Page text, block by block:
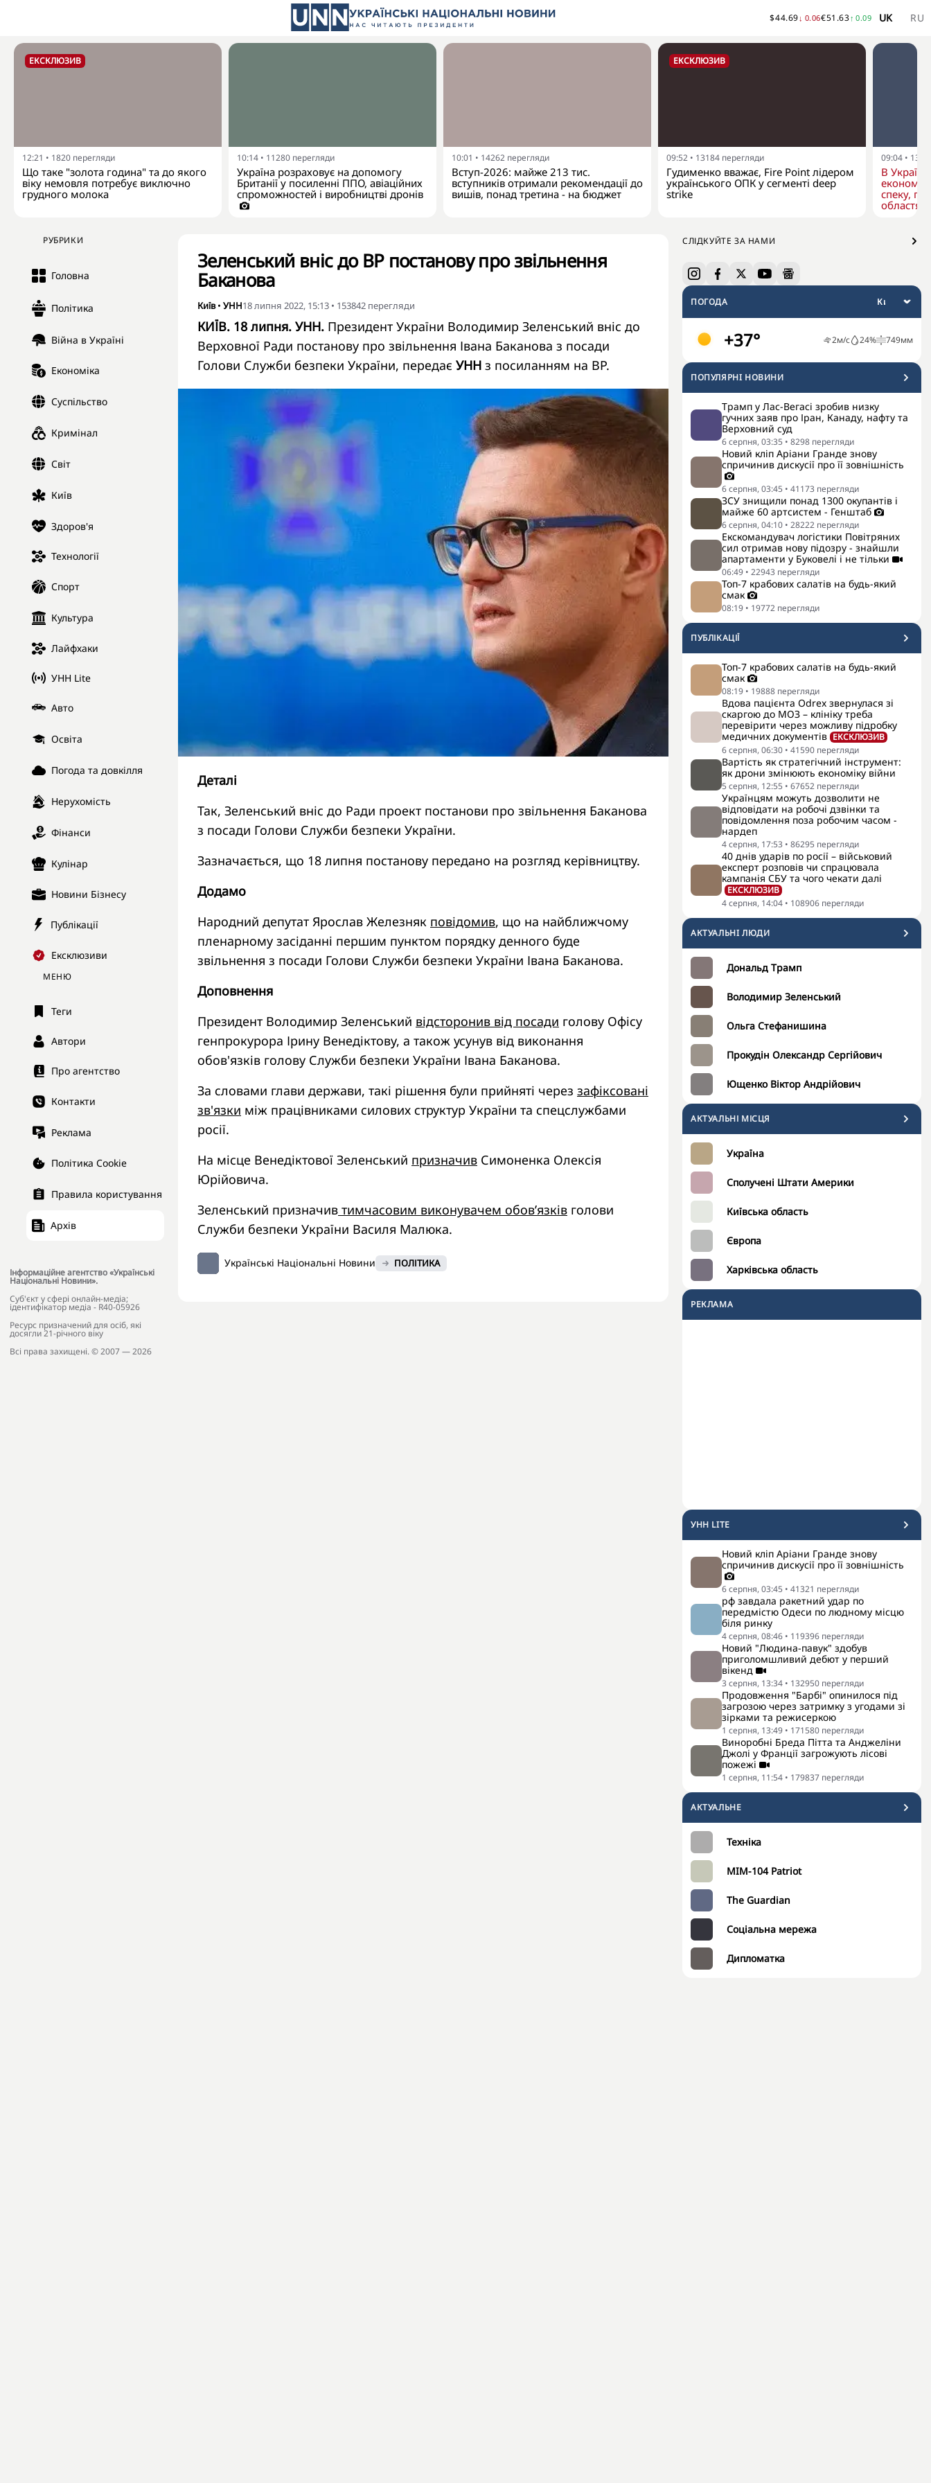
$44.69↓ 0.06€51.63↑ 0.09 UK RU
ЕКСКЛЮЗИВ
12:21 • 1820 перегляди
Що таке "золота година" та до якого
віку немовля потребує виключно
грудного молока
10:14 • 11280 перегляди
Україна розраховує на допомогу
Британії у посиленні ППО, авіаційних
спроможностей і виробництві дронів
10:01 • 14262 перегляди
Вступ-2026: майже 213 тис.
вступників отримали рекомендації до
вишів, понад третина - на бюджет
ЕКСКЛЮЗИВ
09:52 • 13184 перегляди
Гудименко вважає, Fire Point лідером
українського ОПК у сегменті deep
strike
09:04 •
В Україні
спеку,
областях
РУБРИКИ
Головна
Політика
Війна в Україні
Економіка
Суспільство
Кримінал
Світ
Київ
Здоров'я
Технології
Спорт
Культура
Лайфхаки
УНН Lite
Авто
Освіта
Погода та довкілля
Нерухомість
Фінанси
Кулінар
Новини Бізнесу
Публікації
Ексклюзиви
МЕНЮ
Теги
Автори
Про агентство
Контакти
Реклама
Політика Cookie
Правила користування
Архів
Інформаційне агентство «Українські
Національні Новини».
Cуб'єкт у сфері онлайн-медіа;
ідентифікатор медіа - R40-05926
Ресурс призначений для осіб, які
досягли 21-річного віку
Всі права захищені. © 2007 — 2026
СЛІДКУЙТЕ ЗА НАМИ
ПОГОДА
+37° 2м/с 24% 749мм
ПОПУЛЯРНI НОВИНИ
Трамп у Лас-Вегасі зробив низку
гучних заяв про Іран, Канаду, нафту та
Верховний суд
6 серпня, 03:35 • 8298 перегляди
Новий кліп Аріани Гранде знову
спричинив дискусії про її зовнішність
6 серпня, 03:45 • 41173 перегляди
ЗСУ знищили понад 1300 окупантів і
майже 60 артсистем - Генштаб
6 серпня, 04:10 • 28222 перегляди
Екскомандувач логістики Повітряних
сил отримав нову підозру - знайшли
апартаменти у Буковелі і не тільки
06:49 • 22943 перегляди
Топ-7 крабових салатів на будь-який
смак
08:19 • 19772 перегляди
ПУБЛІКАЦІЇ
Топ-7 крабових салатів на будь-який
смак
08:19 • 19888 перегляди
Вдова пацієнта Odrex звернулася зі
скаргою до МОЗ – клініку треба
перевірити через можливу підробку
медичних документів ЕКСКЛЮЗИВ
6 серпня, 06:30 • 41590 перегляди
Вартість як стратегічний інструмент:
як дрони змінюють економіку війни
5 серпня, 12:55 • 67652 перегляди
Українцям можуть дозволити не
відповідати на робочі дзвінки та
повідомлення поза робочим часом -
нардеп
4 серпня, 17:53 • 86295 перегляди
40 днів ударів по росії – військовий
експерт розповів чи спрацювала
кампанія СБУ та чого чекати далі
ЕКСКЛЮЗИВ
4 серпня, 14:04 • 108906 перегляди
АКТУАЛЬНI ЛЮДИ
Дональд Трамп
Володимир Зеленський
Ольга Стефанишина
Прокудін Олександр Сергійович
Ющенко Віктор Андрійович
АКТУАЛЬНІ МІСЦЯ
Україна
Сполучені Штати Америки
Київська область
Європа
Харківська область
РЕКЛАМА
УНН LITE
Новий кліп Аріани Гранде знову
спричинив дискусії про її зовнішність
6 серпня, 03:45 • 41321 перегляди
рф завдала ракетний удар по
передмістю Одеси по людному місцю
біля ринку
4 серпня, 08:46 • 119396 перегляди
Новий "Людина-павук" здобув
приголомшливий дебют у перший
вікенд
3 серпня, 13:34 • 132950 перегляди
Продовження "Барбі" опинилося під
загрозою через затримку з угодами зі
зірками та режисеркою
1 серпня, 13:49 • 171580 перегляди
Виноробні Бреда Пітта та Анджеліни
Джолі у Франції загрожують лісові
пожежі
1 серпня, 11:54 • 179837 перегляди
АКТУАЛЬНЕ
Техніка
MIM-104 Patriot
The Guardian
Соціальна мережа
Дипломатка
Зеленський вніс до ВР постанову про звільнення
Баканова
Київ• УНН18 липня 2022, 15:13 • 153842 перегляди
КИЇВ. 18 липня. УНН. Президент України Володимир Зеленський вніс до
Верховної Ради постанову про звільнення Івана Баканова з посади
Голови Служби безпеки України, передає УНН з посиланням на ВР.
Деталі
Так, Зеленський вніс до Ради проект постанови про звільнення Баканова
з посади Голови Служби безпеки України.
Зазначається, що 18 липня постанову передано на розгляд керівництву.
Додамо
Народний депутат Ярослав Железняк повідомив, що на найближчому
пленарному засіданні першим пунктом порядку денного буде
звільнення з посади Голови Служби безпеки України Івана Баканова.
Доповнення
Президент Володимир Зеленський відсторонив від посади голову Офісу
генпрокурора Ірину Венедіктову, а також усунув від виконання
обов'язків голову Служби безпеки України Івана Баканова.
За словами глави держави, такі рішення були прийняті через зафіксовані
зв'язки між працівниками силових структур України та спецслужбами
росії.
На місце Венедіктової Зеленський призначив Симоненка Олексія
Юрійовича.
Зеленський призначив тимчасовим виконувачем обов’язків голови
Служби безпеки України Василя Малюка.
Українські Національні Новини ПОЛІТИКА